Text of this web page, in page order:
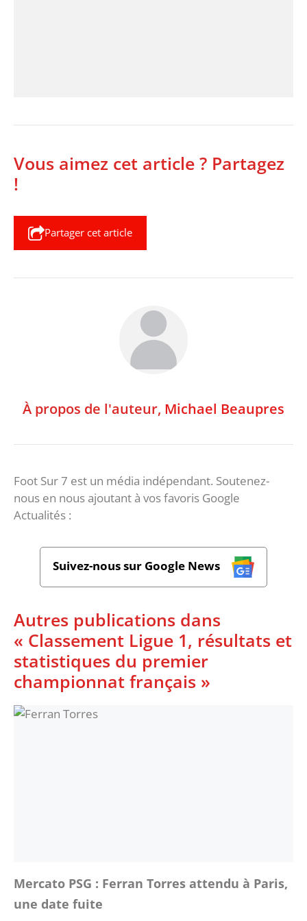
Vous aimez cet article ? Partagez
!
Partager cet article
À propos de l'auteur, Michael Beaupres
Foot Sur 7 est un média indépendant. Soutenez-
nous en nous ajoutant à vos favoris Google
Actualités :
Suivez-nous sur Google News
Autres publications dans
« Classement Ligue 1, résultats et
statistiques du premier
championnat français »
Mercato PSG : Ferran Torres attendu à Paris,
une date fuite